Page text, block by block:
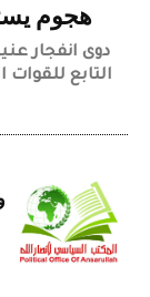
هجوم
دوى انفجار
التابع